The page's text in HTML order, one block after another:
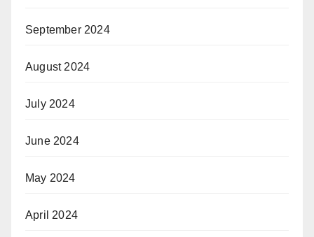
September 2024
August 2024
July 2024
June 2024
May 2024
April 2024